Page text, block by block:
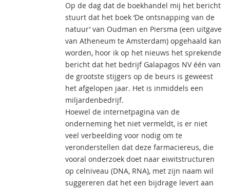
Op de dag dat de boekhandel mij het bericht
stuurt dat het boek ‘De ontsnapping van de
natuur’ van Oudman en Piersma (een uitgave
van Atheneum te Amsterdam) opgehaald kan
worden, hoor ik op het nieuws het sprekende
bericht dat het bedrijf Galapagos NV één van
de grootste stijgers op de beurs is geweest
het afgelopen jaar. Het is inmiddels een
miljardenbedrijf.
Hoewel de internetpagina van de
onderneming het niet vermeldt, is er niet
veel verbeelding voor nodig om te
veronderstellen dat deze farmaciereus, die
vooral onderzoek doet naar eiwitstructuren
op celniveau (DNA, RNA), met zijn naam wil
suggereren dat het een bijdrage levert aan